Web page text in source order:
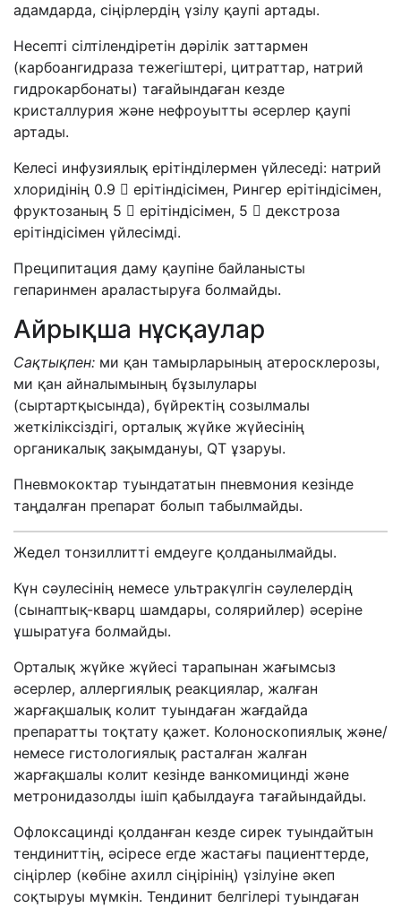
адамдарда, сіңірлердің үзілу қаупі артады.
Несепті сілтілендіретін дәрілік заттармен
(карбоангидраза тежегіштері, цитраттар, натрий
гидрокарбонаты) тағайындаған кезде
кристаллурия және нефроуытты әсерлер қаупі
артады.
Келесі инфузиялық ерітінділермен үйлеседі: натрий
хлоридінің 0.9  ерітіндісімен, Рингер ерітіндісімен,
фруктозаның 5  ерітіндісімен, 5  декстроза
ерітіндісімен үйлесімді.
Преципитация даму қаупіне байланысты
гепаринмен араластыруға болмайды.
Айрықша нұсқаулар
Сақтықпен: ми қан тамырларының атеросклерозы,
ми қан айналымының бұзылулары
(сыртартқысында), бүйректің созылмалы
жеткіліксіздігі, орталық жүйке жүйесінің
органикалық зақымдануы, QT ұзаруы.
Пневмококтар туындататын пневмония кезінде
таңдалған препарат болып табылмайды.
Жедел тонзиллитті емдеуге қолданылмайды.
Күн сәулесінің немесе ультракүлгін сәулелердің
(сынаптық-кварц шамдары, солярийлер) әсеріне
ұшыратуға болмайды.
Орталық жүйке жүйесі тарапынан жағымсыз
әсерлер, аллергиялық реакциялар, жалған
жарғақшалық колит туындаған жағдайда
препаратты тоқтату қажет. Колоноскопиялық және/
немесе гистологиялық расталған жалған
жарғақшалы колит кезінде ванкомицинді және
метронидазолды ішіп қабылдауға тағайындайды.
Офлоксацинді қолданған кезде сирек туындайтын
тендиниттің, әсіресе егде жастағы пациенттерде,
сіңірлер (көбіне ахилл сіңірінің) үзілуіне әкеп
соқтыруы мүмкін. Тендинит белгілері туындаған